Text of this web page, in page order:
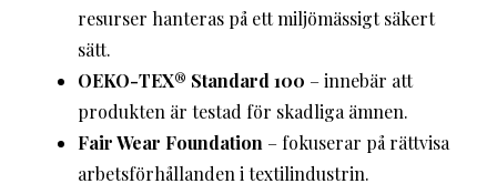
resurser hanteras på ett miljömässigt säkert
sätt.
OEKO-TEX® Standard 100 – innebär att
produkten är testad för skadliga ämnen.
Fair Wear Foundation – fokuserar på rättvisa
arbetsförhållanden i textilindustrin.